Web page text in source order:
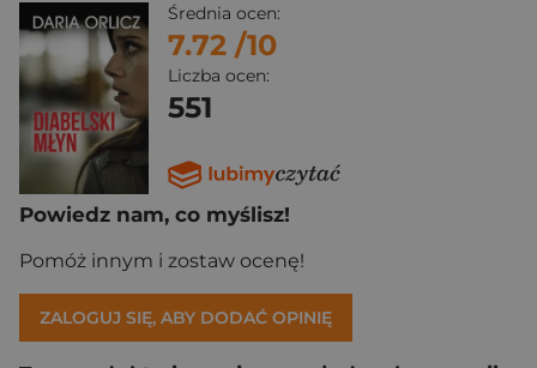
Średnia ocen:
7.72 /10
Liczba ocen:
551
Powiedz nam, co myślisz!
Pomóż innym i zostaw ocenę!
ZALOGUJ SIĘ, ABY DODAĆ OPINIĘ